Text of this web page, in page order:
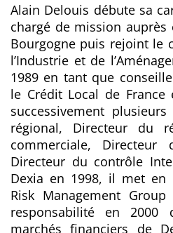
Alain Delouis débute sa
chargé de mission
Bourgogne puis rejoint le
l’Industrie et de
1989 en tant que
le Crédit Local de
successivement
régional, Directeur du
commerciale, Directeur
Directeur du contrôle
Dexia en 1998, il met en
Risk Management
responsabilité en 2000
marchés financiers de